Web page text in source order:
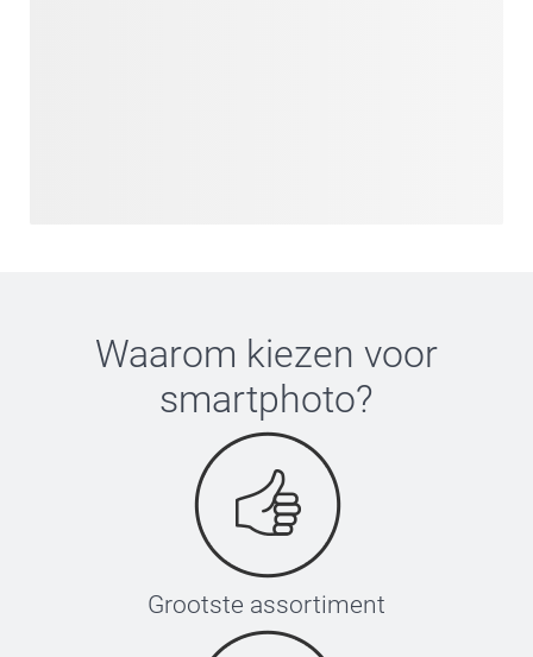
Waarom kiezen voor
smartphoto?
Grootste assortiment